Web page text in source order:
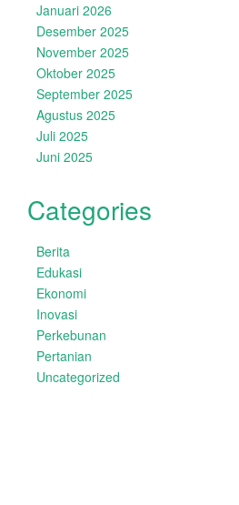
Januari 2026
Desember 2025
November 2025
Oktober 2025
September 2025
Agustus 2025
Juli 2025
Juni 2025
Categories
Berita
Edukasi
Ekonomi
Inovasi
Perkebunan
Pertanian
Uncategorized